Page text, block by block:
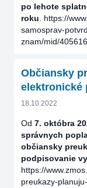
po lehote
roku
https://
samosprav-
znam/mid/
Občiansky
elektronické
18.10.2022
Od 7. októbra
správnych
občiansky
podpisovanie
https://
preukazy-